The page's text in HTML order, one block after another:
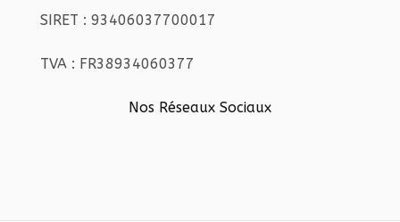
SIRET : 93406037700017
TVA : FR38934060377
Nos Réseaux Sociaux